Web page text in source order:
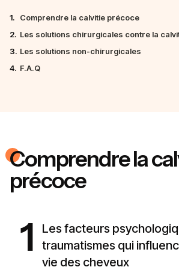
1.
Comprendre la calvitie précoce
2. Les solutions chirurgicales contre la
3. Les solutions non-chirurgicales
4. F.A.Q
Comprendre la
précoce
1
Les facteurs
traumatismes qui
vie des cheveux